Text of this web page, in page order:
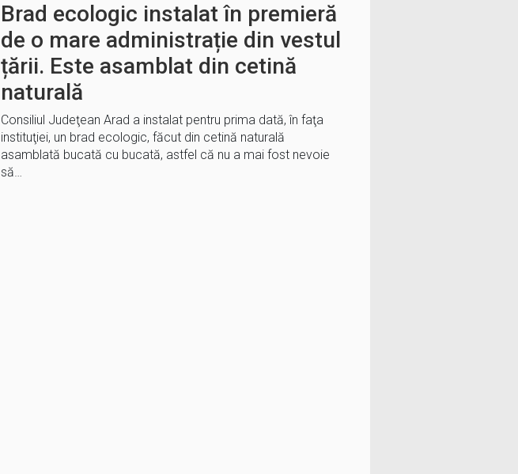
Brad ecologic instalat în premieră
de o mare administrație din vestul
țării. Este asamblat din cetină
naturală
Consiliul Judeţean Arad a instalat pentru prima dată, în faţa
instituţiei, un brad ecologic, făcut din cetină naturală
asamblată bucată cu bucată, astfel că nu a mai fost nevoie
să…